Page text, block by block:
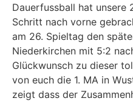
Dauerfussball hat unsere
Schritt nach vorne
am 26. Spieltag den
Niederkirchen mit 5:2
Glückwunsch zu dieser
von euch die 1. MA in
zeigt dass der